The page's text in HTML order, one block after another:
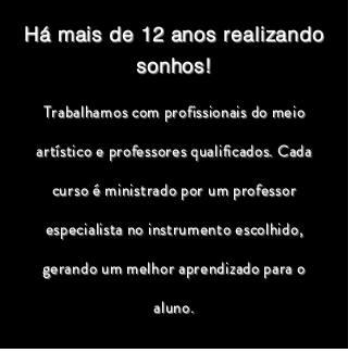
Há mais de 12 anos realizando
sonhos!
Trabalhamos com profissionais do meio
artístico e professores qualificados. Cada
curso é ministrado por um professor
especialista no instrumento escolhido,
gerando um melhor aprendizado para o
aluno.